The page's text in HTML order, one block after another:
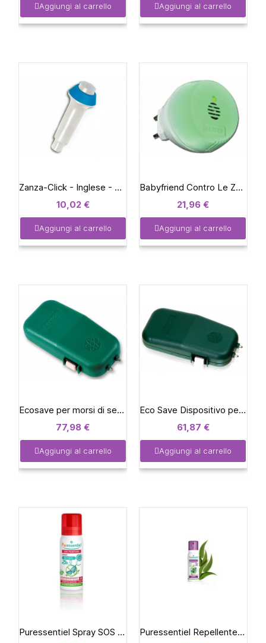
Aggiungi al carrello Aggiungi al carrello
Zanza-Click - Inglese - Blu
10,02 €
Aggiungi al carrello
Babyfriend Contro Le Zanzare
21,96 €
Aggiungi al carrello
Ecosave per morsi di serpenti
77,98 €
Aggiungi al carrello
Eco Save Dispositivo per il trattamento di morsi e punture
61,87 €
Aggiungi al carrello
Puressentiel Spray SOS punture bimbo 60ml
Puressentiel Repellente Pidocchi Spray Preventivo 75 ml